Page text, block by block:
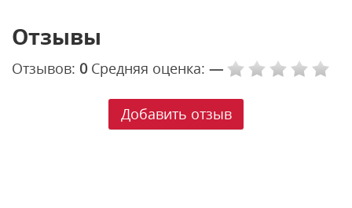
Отзывы
Отзывов: 0 Средняя оценка: —
Добавить отзыв